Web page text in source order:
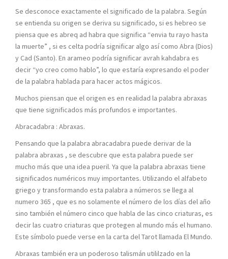
Se desconoce exactamente el significado de la palabra. Según
se entienda su origen se deriva su significado, si es hebreo se
piensa que es abreq ad habra que significa “envia tu rayo hasta
la muerte” , si es celta podría significar algo así como Abra (Dios)
y Cad (Santo). En arameo podría significar avrah kahdabra es
decir “yo creo como hablo”, lo que estaría expresando el poder
de la palabra hablada para hacer actos mágicos.
Muchos piensan que el origen es en realidad la palabra abraxas
que tiene significados más profundos e importantes.
Abracadabra : Abraxas.
Pensando que la palabra abracadabra puede derivar de la
palabra abraxas , se descubre que esta palabra puede ser
mucho más que una idea pueril. Ya que la palabra abraxas tiene
significados numéricos muy importantes. Utilizando el alfabeto
griego y transformando esta palabra a números se llega al
numero 365 , que es no solamente el número de los días del año
sino también el número cinco que habla de las cinco criaturas, es
decir las cuatro criaturas que protegen al mundo más el humano.
Este símbolo puede verse en la carta del Tarot llamada El Mundo.
Abraxas también era un poderoso talismán utililzado en la